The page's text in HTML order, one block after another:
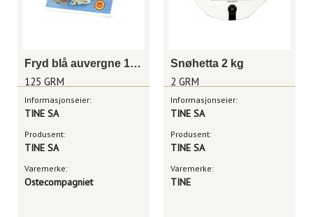
Fryd blå auvergne 125 g
125 GRM
Informasjonseier:
TINE SA
Produsent:
TINE SA
Varemerke:
Ostecompagniet
Snøhetta 2 kg
2 GRM
Informasjonseier:
TINE SA
Produsent:
TINE SA
Varemerke:
TINE